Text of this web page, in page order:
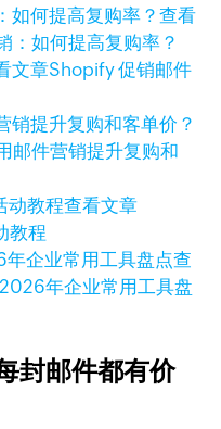
查看
：如何提高复购率？
文章Shopify 促销邮件
邮件营销提升复购和
查看文章
教程
查
年企业常用工具盘
封邮件都有价